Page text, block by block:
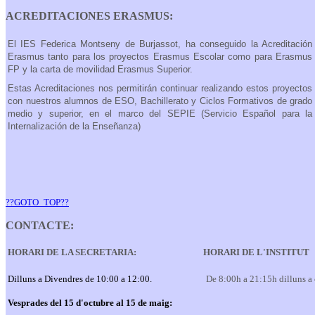
ACREDITACIONES ERASMUS:
El IES Federica Montseny de Burjassot, ha conseguido la Acreditación
Erasmus tanto para los proyectos Erasmus Escolar como para Erasmus
FP y la carta de movilidad Erasmus Superior.
Estas Acreditaciones nos permitirán continuar realizando estos proyectos
con nuestros alumnos de ESO, Bachillerato y Ciclos Formativos de grado
medio y superior, en el marco del SEPIE (Servicio Español para la
Internalización de la Enseñanza)
??GOTO_TOP??
CONTACTE:
HORARI DE LA SECRETARIA: HORARI DE L'INSTITUT
Dilluns a Divendres de 10:00 a 12:00.
Vesprades del 15 d'octubre al 15 de maig:
De 8:00h a 21:15h dilluns a